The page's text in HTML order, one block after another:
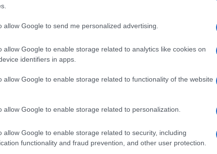
allow Google to send me personalized advertising.
allow Google to enable storage related to analytics like cookies on
identifiers in apps.
allow Google to enable storage related to functionality of the website
allow Google to enable storage related to personalization.
allow Google to enable storage related to security, including
functionality and fraud prevention, and other user protection.
ai tifosi del Napoli: “Mi avete
mi avete aspettato quando mi sono fatto
in campo; ma voi eravate sempre
pezzo di voi, lo metto in valigia, da
il rispetto per questi colori e per questa
sorriso, perché so quello che ho dato e
a tutti voi, state buono guagliù”.